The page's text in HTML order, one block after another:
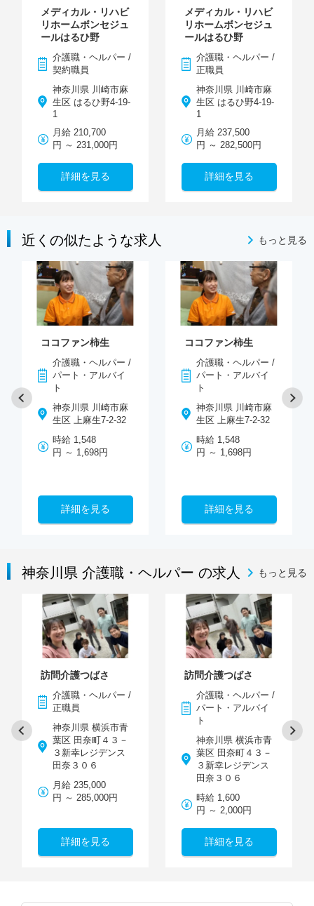
メディカル・リハビ
リホームボンセジュ
ールはるひ野
介護職・ヘルパー /
契約職員
神奈川県 川崎市麻
生区 はるひ野4-19-
1
月給 210,700
円 ～ 231,000円
詳細を見る
メディカル・リハビ
リホームボンセジュ
ールはるひ野
介護職・ヘルパー /
正職員
神奈川県 川崎市麻
生区 はるひ野4-19-
1
月給 237,500
円 ～ 282,500円
詳細を見る
近くの似たような求人 もっと見る
ココファン柿生
介護職・ヘルパー /
パート・アルバイ
ト
神奈川県 川崎市麻
生区 上麻生7-2-32
時給 1,548
円 ～ 1,698円
詳細を見る
ココファン柿生
介護職・ヘルパー /
パート・アルバイ
ト
神奈川県 川崎市麻
生区 上麻生7-2-32
時給 1,548
円 ～ 1,698円
詳細を見る
神奈川県 介護職・ヘルパー の求人 もっと見る
訪問介護つばさ
介護職・ヘルパー /
正職員
神奈川県 横浜市青
葉区 田奈町４３－
３新幸レジデンス
田奈３０６
月給 235,000
円 ～ 285,000円
詳細を見る
訪問介護つばさ
介護職・ヘルパー /
パート・アルバイ
ト
神奈川県 横浜市青
葉区 田奈町４３－
３新幸レジデンス
田奈３０６
時給 1,600
円 ～ 2,000円
詳細を見る